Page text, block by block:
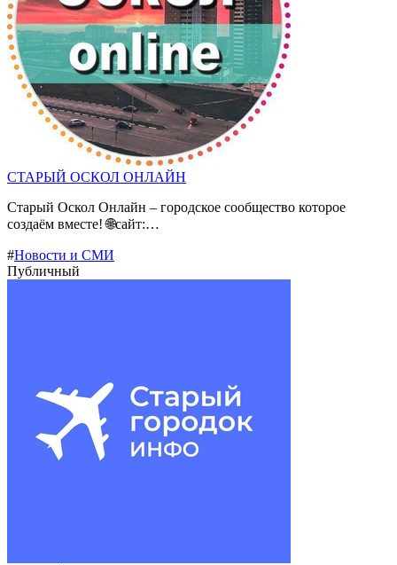
СТАРЫЙ ОСКОЛ ОНЛАЙН
Старый Оскол Онлайн – городское сообщество которое
создаём вместе! 🌐сайт:…
#Новости и СМИ
Публичный